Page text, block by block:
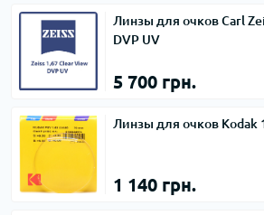
Линзы для очков Carl
DVP UV
5 700 грн.
Линзы для очков Kodak
1 140 грн.